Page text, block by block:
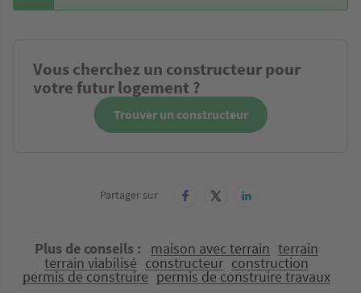
Vous cherchez un constructeur pour
votre futur logement ?
Trouver un constructeur
Partager sur
Plus de conseils maison avec terrain terrain
terrain viabilisé constructeur construction
permis de construire permis de construire travaux